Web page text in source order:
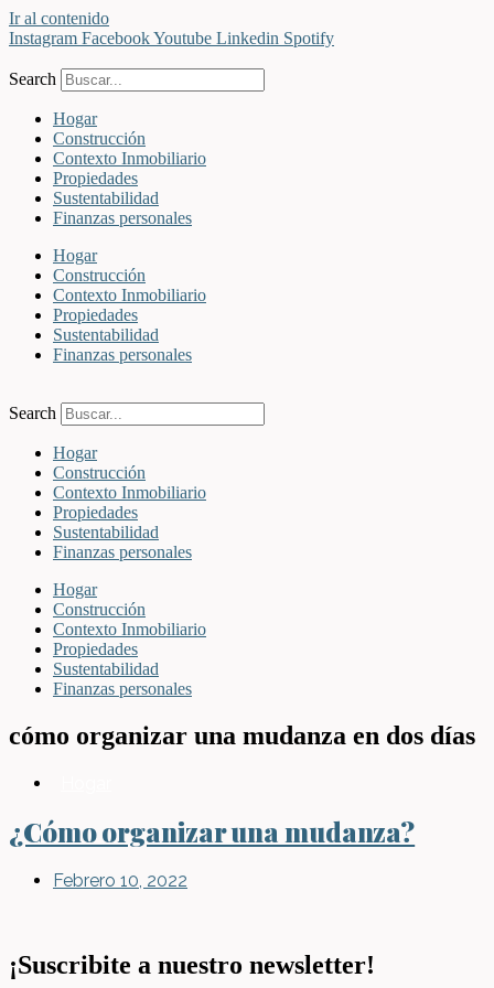
Ir al contenido
Instagram FacebookYoutube Linkedin Spotify
Search
Hogar
Construcción
Contexto Inmobiliario
Propiedades
Sustentabilidad
Finanzas personales
Hogar
Construcción
Contexto Inmobiliario
Propiedades
Sustentabilidad
Finanzas personales
Search
Hogar
Construcción
Contexto Inmobiliario
Propiedades
Sustentabilidad
Finanzas personales
Hogar
Construcción
Contexto Inmobiliario
Propiedades
Sustentabilidad
Finanzas personales
cómo organizar una mudanza en dos días
¿Cómo organizar una mudanza?
Febrero 10, 2022
¡Suscribite a nuestro newsletter!